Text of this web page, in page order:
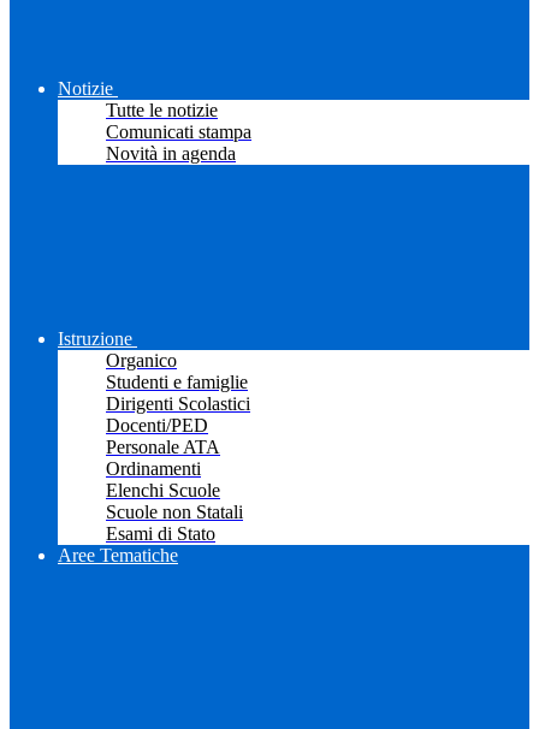
Notizie
Tutte le notizie
Comunicati stampa
Novità in agenda
Istruzione
Organico
Studenti e famiglie
Dirigenti Scolastici
Docenti/PED
Personale ATA
Ordinamenti
Elenchi Scuole
Scuole non Statali
Esami di Stato
Aree Tematiche